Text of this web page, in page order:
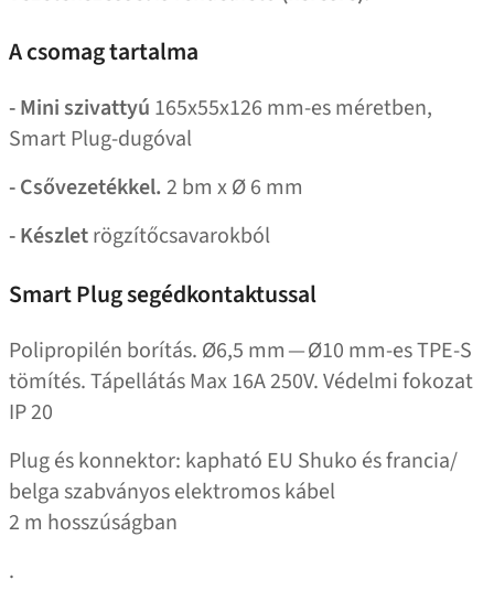
A csomag tartalma
- Mini szivattyú 165x55x126 mm-es méretben,
Smart Plug-dugóval
- Csővezetékkel.2 bm x Ø 6 mm
-Készletrögzítőcsavarokból
Smart Plug segédkontaktussal
Polipropilén borítás. Ø6,5 mm — Ø10 mm-es TPE‑S
tömítés. Tápellátás Max 16A 250V. Védelmi fokozat
IP 20
Plug és konnektor: kapható EU Shuko és francia/​​
belga szabványos elektromos kábel
2 m hosszúságban
.